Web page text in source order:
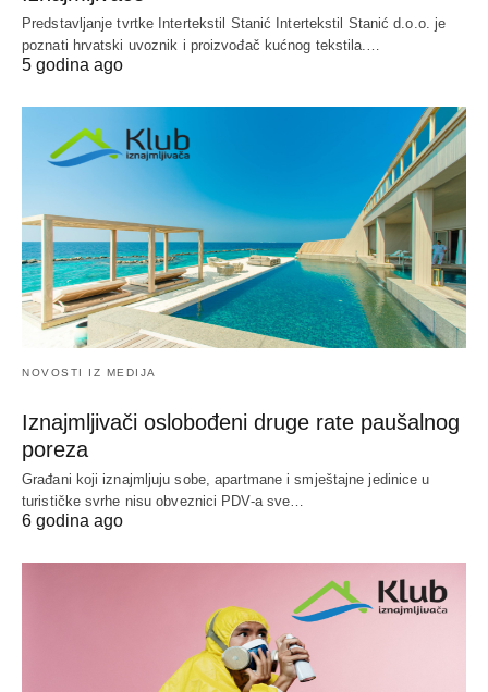
Predstavljanje tvrtke Intertekstil Stanić Intertekstil Stanić d.o.o. je
poznati hrvatski uvoznik i proizvođač kućnog tekstila.…
5 godina ago
NOVOSTI IZ MEDIJA
Iznajmljivači oslobođeni druge rate paušalnog
poreza
Građani koji iznajmljuju sobe, apartmane i smještajne jedinice u
turističke svrhe nisu obveznici PDV-a sve…
6 godina ago